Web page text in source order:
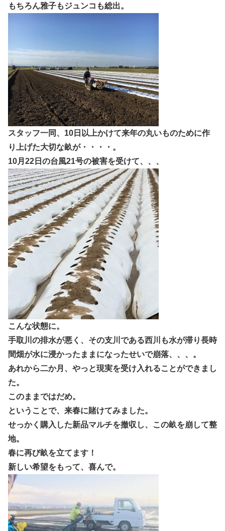
もちろん雅子もジュンコも総出。
スタッフ一同、10日以上かけて来年の丸いものために作
り上げた大切な畝が・・・・。
10月22日の台風21号の被害を受けて、、、
こんな状態に。
手取川の排水が悪く、その支川である西川も水が滞り長時
間畑が水に浸かったままになったせいで崩落、、、。
あれから二か月、やっと現実を受け入れることができまし
た。
このままではだめ。
ということで、来春に賭けてみました。
せっかく購入した新品マルチを撤収し、この畝を崩して整
地。
春に再び畝を立てます！
新しい希望をもって、喜んで。